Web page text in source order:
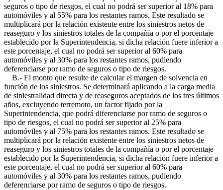
seguros o tipo de riesgos, el cual no podrá ser superior al 18% para
automóviles y al 55% para los restantes ramos. Este resultado se
multiplicará por la relación existente entre los siniestros netos de
reaseguro y los siniestros totales de la compañía o por el porcentaje
establecido por la Superintendencia, si dicha relación fuere inferior a
este porcentaje, el cual no podrá ser superior al 60% para
automóviles y al 30% para los restantes ramos, pudiendo
deferenciarse por ramo de seguros o tipo de riesgos.
B.- El monto que resulte de calcular el margen de solvencia en
función de los siniestros. Se determinará aplicando a la carga media
de siniestralidad directa y de reaseguros aceptados de los tres últimos
años, excluyendo terremoto, un factor fijado por la
Superintendencia, que podrá diferenciarse por ramo de seguros o
tipo de riesgos, el cual no podrá ser superior al 25% para
automóviles y al 75% para los restantes ramos. Este resultado se
multiplicará por la relación existente entre los siniestros netos de
reaseguro y los siniestros totales de la compañía o por el porcentaje
establecido por la Superintendencia, si dicha relación fuere inferior a
este porcentaje, el cual no podrá ser superior al 60% para
automóviles y al 30% para los restantes ramos, pudiendo
deferenciarse por ramo de seguros o tipo de riesgos.